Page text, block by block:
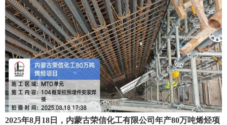
2025年8月18日，内蒙古荣信化工有限公司年产80万吨烯烃项